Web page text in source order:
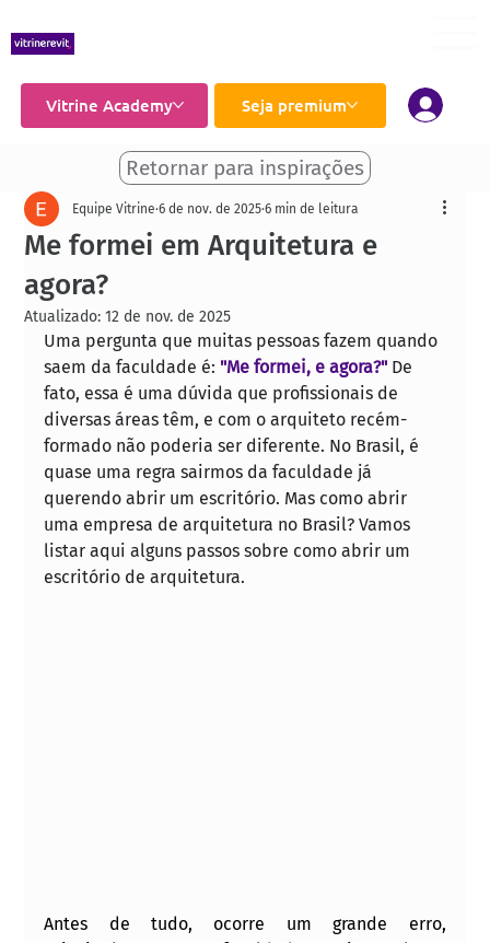
Vitrine Academy Seja premium
Retornar para inspirações
Me formei em Arquitetura e
agora?
Equipe Vitrine 6 de nov. de 2025 6 min de leitura
Atualizado:12 de nov. de 2025
Uma pergunta que muitas pessoas fazem quando
saem da faculdade é: "Me formei, e agora?" De
fato, essa é uma dúvida que profissionais de
diversas áreas têm, e com o arquiteto recém-
formado não poderia ser diferente. No Brasil, é
quase uma regra sairmos da faculdade já
querendo abrir um escritório. Mas como abrir
uma empresa de arquitetura no Brasil? Vamos
listar aqui alguns passos sobre como abrir um
escritório de arquitetura.
Antes de tudo, ocorre um grande erro,